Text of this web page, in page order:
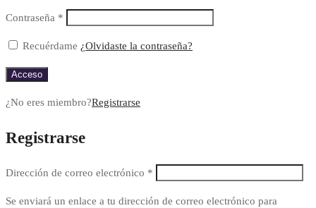
Contraseña *
Recuérdame ¿Olvidaste la contraseña?
Acceso
¿No eres miembro?Registrarse
Registrarse
Dirección de correo electrónico *
Se enviará un enlace a tu dirección de correo electrónico para